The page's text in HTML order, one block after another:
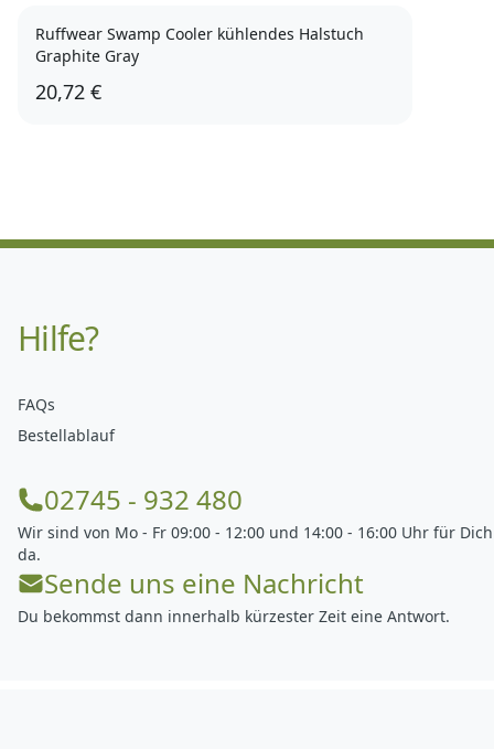
Ruffwear Swamp Cooler kühlendes Halstuch
Graphite Gray
20,72 €
Hilfe?
FAQs
Bestellablauf
02745 - 932 480
Wir sind von Mo - Fr 09:00 - 12:00 und 14:00 - 16:00 Uhr für Dich
da.
Sende uns eine Nachricht
Du bekommst dann innerhalb kürzester Zeit eine Antwort.